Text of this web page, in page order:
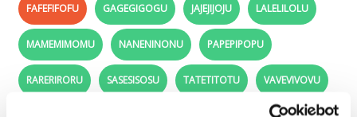
FAFEFIFOFU GAGEGIGOGU JAJEJIJOJU LALELILOLU
MAMEMIMOMU NANENINONU PAPEPIPOPU
RARERIRORU SASESISOSU TATETITOTU VAVEVIVOVU